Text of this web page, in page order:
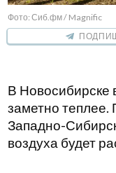
Фото: Сиб.фм / Magnific
В Новосибирске
заметно
Западно-
воздуха будет